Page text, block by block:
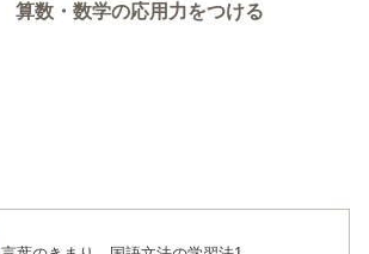
算数・数学の応用力をつける